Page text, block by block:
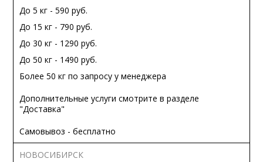
До 5 кг - 590 руб.
До 15 кг - 790 руб.
До 30 кг - 1290 руб.
До 50 кг - 1490 руб.
Более 50 кг по запросу у менеджера
Дополнительные услуги смотрите в разделе
"Доставка"
Самовывоз - бесплатно
НОВОСИБИРСК